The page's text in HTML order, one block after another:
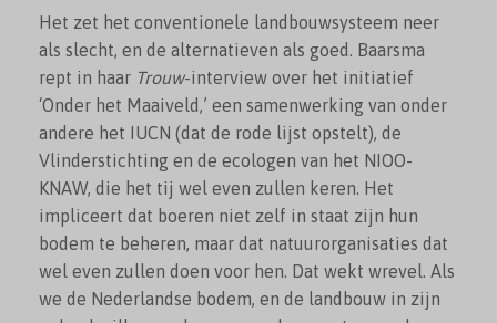
Het zet het conventionele landbouwsysteem neer
als slecht, en de alternatieven als goed. Baarsma
rept in haar Trouw-interview over het initiatief
‘Onder het Maaiveld,’ een samenwerking van onder
andere het IUCN (dat de rode lijst opstelt), de
Vlinderstichting en de ecologen van het NIOO-
KNAW, die het tij wel even zullen keren. Het
impliceert dat boeren niet zelf in staat zijn hun
bodem te beheren, maar dat natuurorganisaties dat
wel even zullen doen voor hen. Dat wekt wrevel. Als
we de Nederlandse bodem, en de landbouw in zijn